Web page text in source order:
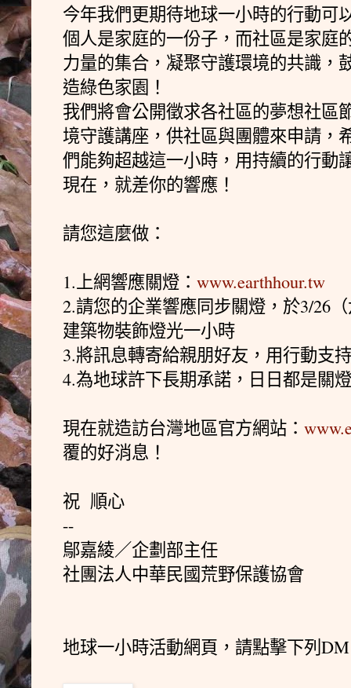
今年我們更期待地球一小時的行動可
個人是家庭的一份子，而社區是家庭
力量的集合，凝聚守護環境的共識，
造綠色家園！
我們將會公開徵求各社區的夢想社區
境守護講座，供社區與團體來申請，
們能夠超越這一小時，用持續的行動
現在，就差你的響應！
請您這麼做：
1.上網響應關燈： www.earthhour.tw
2.請您的企業響應同步關燈，於3/26
建築物裝飾燈光一小時
3.將訊息轉寄給親朋好友，用行動支
4.為地球許下長期承諾，日日都是關
現在就造訪台灣地區官方網站：
覆的好消息！
祝 順心
--
鄔嘉綾／企劃部主任
社團法人中華民國荒野保護協會
地球一小時活動網頁，請點擊下列